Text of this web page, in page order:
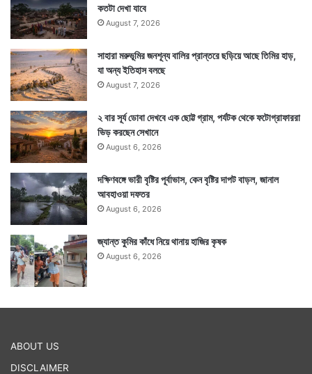
কতটা দেখা যাবে
August 7, 2026
সাহারা মরুভূমির জনশূন্য বালির প্রান্তরে ছড়িয়ে আছে তিমির হাড়,
যা অন্য ইতিহাস বলছে
August 7, 2026
২ বার সূর্য ডোবা দেখবে এক ছোট্ট গ্রাম, পর্যটক থেকে ফটোগ্রাফাররা
ভিড় করছেন সেখানে
August 6, 2026
দক্ষিণবঙ্গে ভারী বৃষ্টির পূর্বাভাস, কেন বৃষ্টির দাপট বাড়ল, জানাল
আবহাওয়া দফতর
August 6, 2026
জ্যান্ত কুমির কাঁধে নিয়ে থানায় হাজির কৃষক
August 6, 2026
ABOUT US
DISCLAIMER